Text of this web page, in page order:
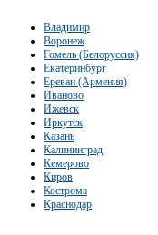
Владимир
Воронеж
Гомель (Белоруссия)
Екатеринбург
Ереван (Армения)
Иваново
Ижевск
Иркутск
Казань
Калининград
Кемерово
Киров
Кострома
Краснодар